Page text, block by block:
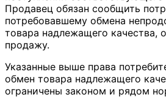
Продавец обязан сообщить
потребовавшему обмена
товара надлежащего качества,
продажу.
Указанные выше права
обмен товара надлежащего
ограничены законом и рядом